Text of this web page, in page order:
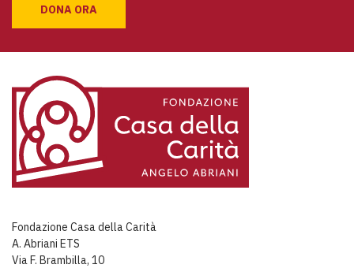
DONA ORA
Fondazione Casa della Carità
A. Abriani ETS
Via F. Brambilla, 10